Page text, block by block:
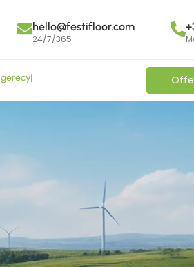
hello@festifloor.com
24/7/365
gerecyc